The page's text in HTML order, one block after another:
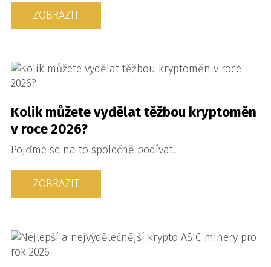
ZOBRAZIT
Kolik můžete vydělat těžbou kryptoměn
v roce 2026?
Pojďme se na to společně podívat.
ZOBRAZIT